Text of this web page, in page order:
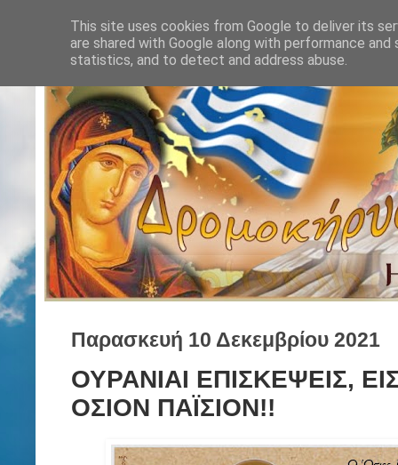
Παρασκευή 10 Δεκεμβρίου 2021
ΟΥΡΑΝΙΑΙ ΕΠΙΣΚΕΨΕΙΣ,
ΟΣΙΟΝ ΠΑΪΣΙΟΝ!!
This site uses cookies from Google to deliver its
are shared with Google along with performance
statistics, and to detect and address abuse.